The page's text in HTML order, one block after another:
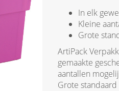
In elk
Kleine
Grote
ArtiPack
gemaakte
aantallen
Grote